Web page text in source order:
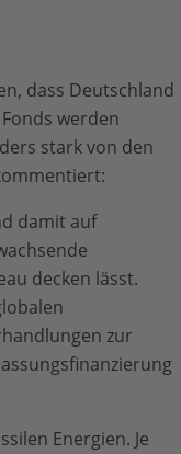
dass Deutschland
werden
stark von den
damit auf
decken lässt.
zur
Energien. Je